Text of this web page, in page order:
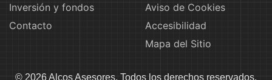
Inversión y fondos
Contacto
Aviso de Cookies
Accesibilidad
Mapa del Sitio
© 2026 Alcos Asesores. Todos los derechos reservados.